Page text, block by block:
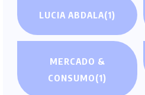
LUCIA ABDALA(1)
MERCADO &
CONSUMO(1)